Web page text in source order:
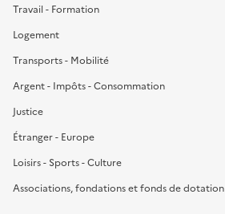
Travail - Formation
Logement
Transports - Mobilité
Argent - Impôts - Consommation
Justice
Étranger - Europe
Loisirs - Sports - Culture
Associations, fondations et fonds de dotation